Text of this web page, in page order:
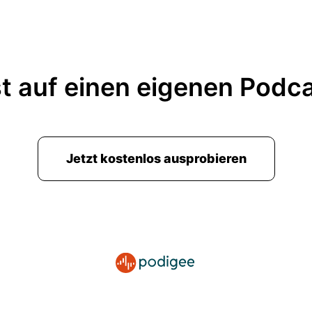
auf einen eigenen
Jetzt kostenlos ausprobieren